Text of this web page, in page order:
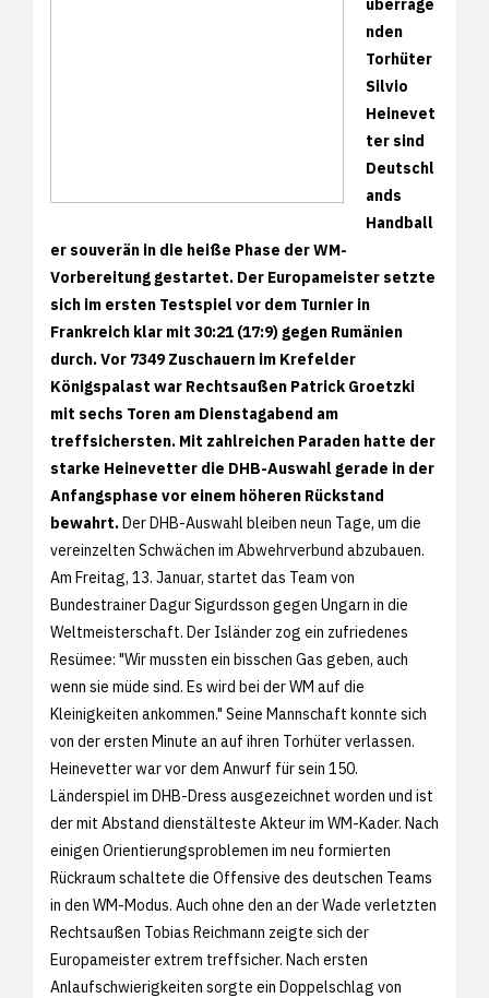
überrage
nden
Torhüter
Silvio
Heinevet
ter sind
Deutschl
ands
Handball
er souverän in die heiße Phase der WM-
Vorbereitung gestartet. Der Europameister setzte
sich im ersten Testspiel vor dem Turnier in
Frankreich klar mit 30:21 (17:9) gegen Rumänien
durch. Vor 7349 Zuschauern im Krefelder
Königspalast war Rechtsaußen Patrick Groetzki
mit sechs Toren am Dienstagabend am
treffsichersten. Mit zahlreichen Paraden hatte der
starke Heinevetter die DHB-Auswahl gerade in der
Anfangsphase vor einem höheren Rückstand
bewahrt.Der DHB-Auswahl bleiben neun Tage, um die
vereinzelten Schwächen im Abwehrverbund abzubauen.
Am Freitag, 13. Januar, startet das Team von
Bundestrainer Dagur Sigurdsson gegen Ungarn in die
Weltmeisterschaft. Der Isländer zog ein zufriedenes
Resümee: "Wir mussten ein bisschen Gas geben, auch
wenn sie müde sind. Es wird bei der WM auf die
Kleinigkeiten ankommen." Seine Mannschaft konnte sich
von der ersten Minute an auf ihren Torhüter verlassen.
Heinevetter war vor dem Anwurf für sein 150.
Länderspiel im DHB-Dress ausgezeichnet worden und ist
der mit Abstand dienstälteste Akteur im WM-Kader. Nach
einigen Orientierungsproblemen im neu formierten
Rückraum schaltete die Offensive des deutschen Teams
in den WM-Modus. Auch ohne den an der Wade verletzten
Rechtsaußen Tobias Reichmann zeigte sich der
Europameister extrem treffsicher. Nach ersten
Anlaufschwierigkeiten sorgte ein Doppelschlag von